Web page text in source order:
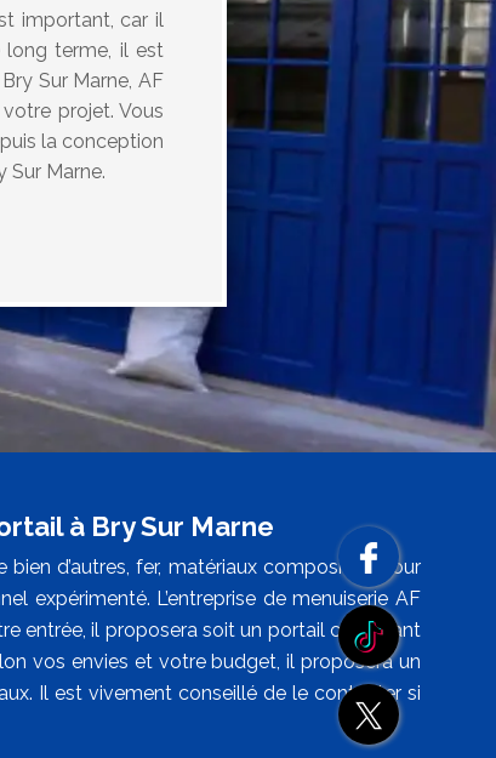
important, car il
long terme, il est
Sur Marne, AF
projet. Vous
la conception
Sur Marne.
à Bry Sur Marne
d’autres, fer, matériaux composites. Pour
expérimenté. L’entreprise de menuiserie AF
entrée, il proposera soit un portail coulissant
vos envies et votre budget, il proposera un
Il est vivement conseillé de le contacter si